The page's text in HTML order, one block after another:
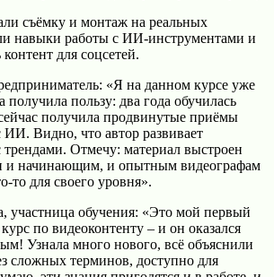
съёмку и монтаж на реальных
навыки работы с ИИ‑инструментами и
для соцсетей.
«Я на данном курсе уже
получила пользу: два года обучилась
получила продвинутые приёмы
Видно, что автор развивает
трендами. Отмечу: материал выстроен
и начинающим, и опытным видеографам
для своего уровня».
участница обучения: «Это мой первый
по видеоконтенту – и он оказался
Узнала много нового, всё объяснили
сложных терминов, доступно для